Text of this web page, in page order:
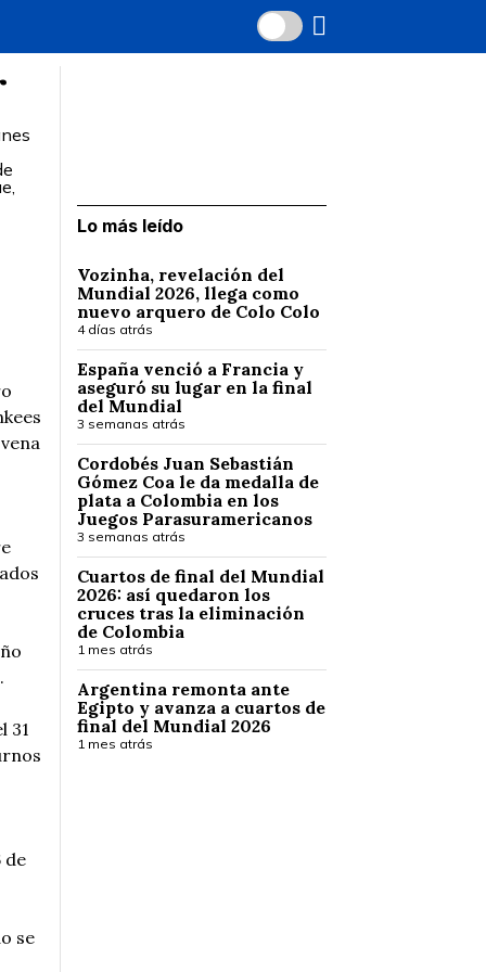
31
de
se
Lo más leído
Vozinha, revelación del
Mundial 2026, llega como
nuevo arquero de Colo Colo
4 días atrás
España venció a Francia y
aseguró su lugar en la final
del Mundial
3 semanas atrás
Cordobés Juan Sebastián
Gómez Coa le da medalla de
plata a Colombia en los
Juegos Parasuramericanos
3 semanas atrás
Cuartos de final del Mundial
2026: así quedaron los
cruces tras la eliminación
de Colombia
1 mes atrás
Argentina remonta ante
Egipto y avanza a cuartos de
final del Mundial 2026
1 mes atrás